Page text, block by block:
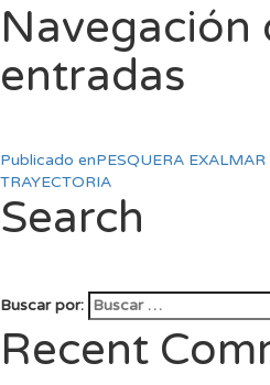
Navegación
entradas
Publicado enPESQUERA
TRAYECTORIA
Search
Buscar por:
Recent